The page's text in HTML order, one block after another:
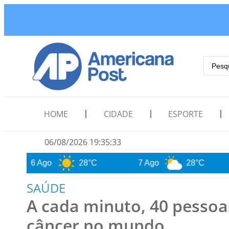
HOME CIDADE ESPORTE
06/08/2026 19:35:34
28°C 7 Ago 28°C 8 Ago
SAÚDE
A cada minuto, 40